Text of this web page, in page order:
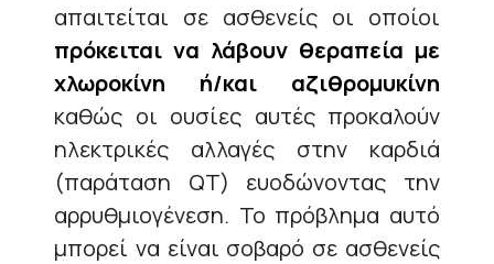
απαιτείται σε ασθενείς οι οποίοι
πρόκειται να λάβουν θεραπεία με
χλωροκίνη ή/και αζιθρομυκίνη
καθώς οι ουσίες αυτές προκαλούν
ηλεκτρικές αλλαγές στην καρδιά
(παράταση QT) ευοδώνοντας την
αρρυθμιογένεση. Το πρόβλημα αυτό
μπορεί να είναι σοβαρό σε ασθενείς